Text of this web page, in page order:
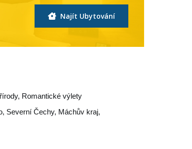
Najít Ubytování
Romantické výlety
, Severní Čechy, Máchův kraj,